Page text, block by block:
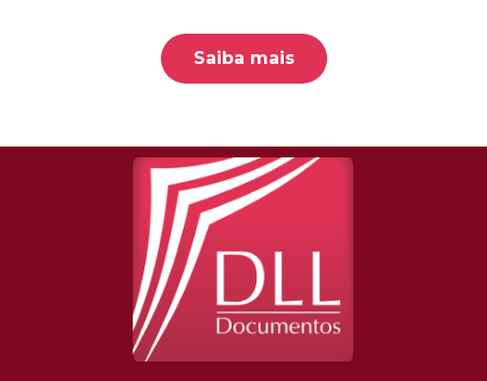
Saiba mais